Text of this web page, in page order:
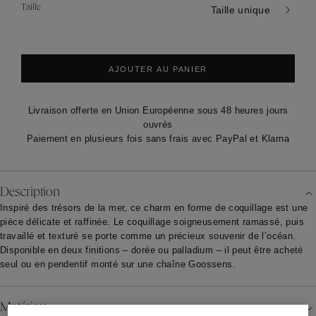
Taille Taille unique
AJOUTER AU PANIER
Livraison offerte en Union Européenne sous 48 heures jours
ouvrés
Paiement en plusieurs fois sans frais avec PayPal et Klarna
Description
Inspiré des trésors de la mer, ce charm en forme de coquillage est une
pièce délicate et raffinée. Le coquillage soigneusement ramassé, puis
travaillé et texturé se porte comme un précieux souvenir de l’océan.
Disponible en deux finitions – dorée ou palladium – il peut être acheté
seul ou en pendentif monté sur une chaîne Goossens.
Matériau